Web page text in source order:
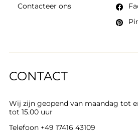
CONTACT
Wij zijn geopend van maandag tot
tot 15.00 uur
Telefoon +49 17416 43109
Contacteer ons